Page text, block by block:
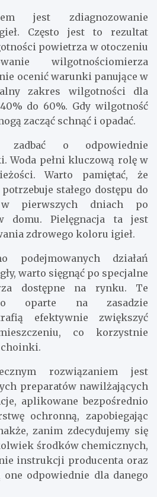
jest zdiagnozowanie
Często jest to rezultat
powietrza w otoczeniu
wilgotnościomierza
ocenić warunki panujące w
zakres wilgotności dla
do 60%. Gdy wilgotność
zacząć schnąć i opadać.
zadbać o odpowiednie
Woda pełni kluczową rolę w
Warto pamiętać, że
stałego dostępu do
w pierwszych dniach po
domu. Pielęgnacja ta jest
zdrowego koloru igieł.
podejmowanych działań
warto sięgnąć po specjalne
dostępne na rynku. Te
oparte na zasadzie
efektywnie zwiększyć
co korzystnie
choinki.
rozwiązaniem jest
preparatów nawilżających
aplikowane bezpośrednio
ochronną, zapobiegając
zanim zdecydujemy się
środków chemicznych,
instrukcji producenta oraz
one odpowiednie dla danego